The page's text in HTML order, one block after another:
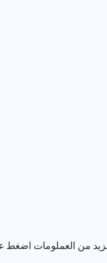
من العملومات اضغط